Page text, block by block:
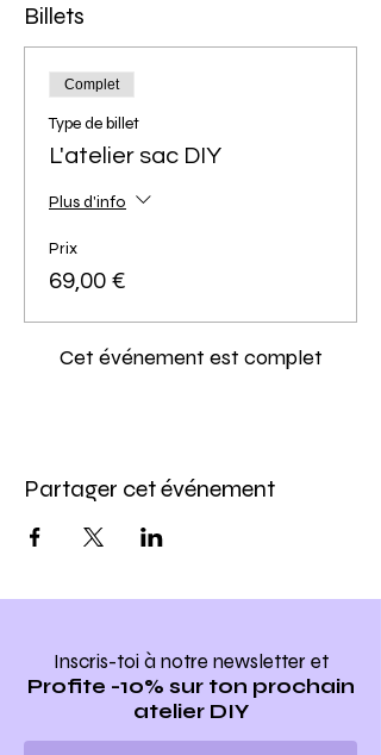
Billets
Complet
Type de billet
L'atelier sac DIY
Plus d'info
Prix
69,00 €
Cet événement est complet
Partager cet événement
Inscris-toi à notre newsletter et
Profite -10% sur ton prochain
atelier DIY